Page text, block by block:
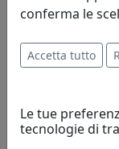
PORTAFOTO IN
Ottaviani
conferma le
Accetta tutto
Le tue
tecnologie di